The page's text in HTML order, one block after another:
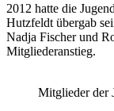
2012 hatte die
Hutzfeldt übergab
Nadja Fischer und
Mitgliederanstieg.
Mitglieder der